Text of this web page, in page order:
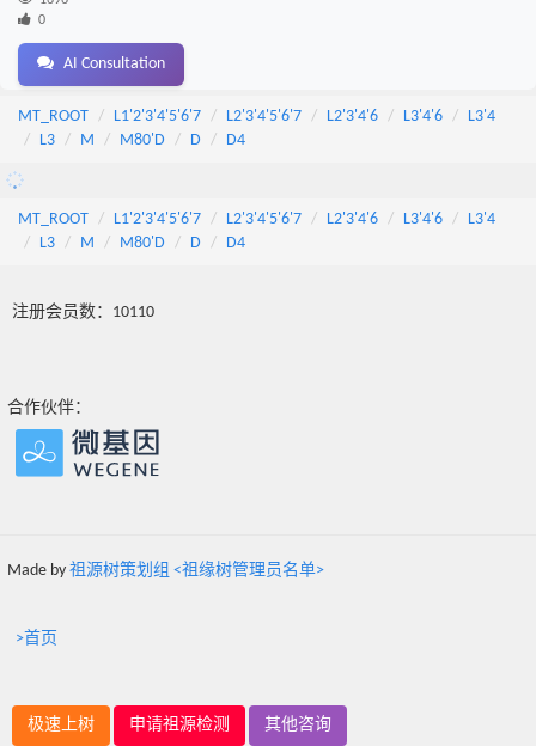
0
AI Consultation
MT_ROOT L1'2'3'4'5'6'7 L2'3'4'5'6'7 L2'3'4'6 L3'4'6
L3'4
L3
M M80'D D D4
MT_ROOT L1'2'3'4'5'6'7 L2'3'4'5'6'7 L2'3'4'6 L3'4'6
L3'4
L3
M M80'D D D4
注册会员数：10110
合作伙伴：
Made by 祖源树策划组 <祖缘树管理员名单>
>首页
极速上树 申请祖源检测 其他咨询